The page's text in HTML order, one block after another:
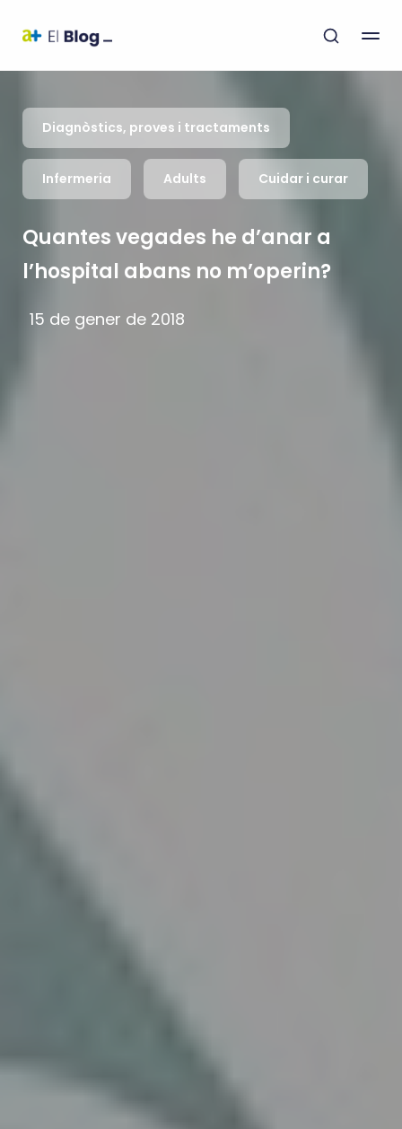
Diagnòstics, proves i tractaments
Infermeria Adults Cuidar i curar
Quantes vegades he d’anar a
l’hospital abans no m’operin?
15 de gener de 2018